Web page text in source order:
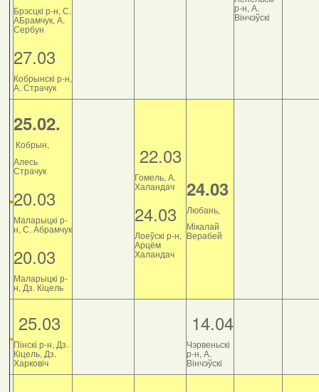
Брэсцкі р-н, С.
АБрамчук, А.
Сербун
27.03
Кобрынскі р-н,
А. Страчук
р-н, А.
Вінчэўскі
25.02.
Кобрын,
Алесь
Страчук
20.03
Маларыцкі р-
н, С. Абрамчук
20.03
Маларыцкі р-
н, Дз. Кіцель
22.03
Гомель, А.
Халандач
24.03
Лоеўскі р-н,
Арцём
Халандач
24.03
Любань,
Мікалай
Верабей
25.03
Пінскі р-н, Дз.
Кіцель, Дз.
Харковіч
14.04
Чэрвеньскі
р-н, А.
Вінчэўскі